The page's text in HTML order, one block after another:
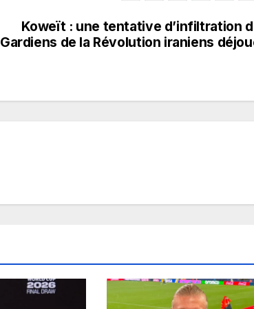
Koweït : une tentative d’infiltration
Gardiens de la Révolution iraniens